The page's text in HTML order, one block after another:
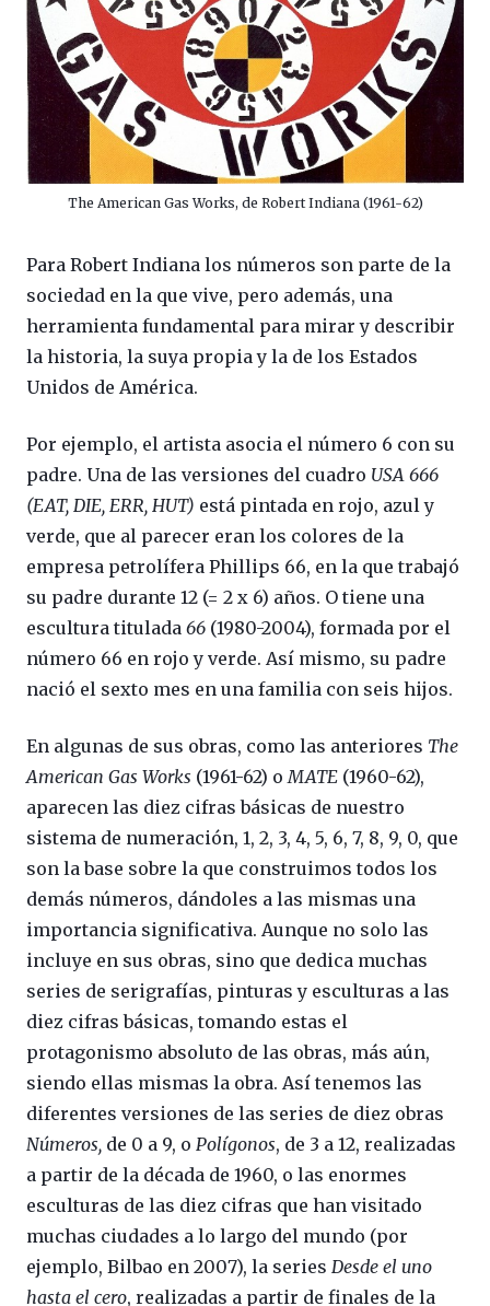
The American Gas Works, de Robert Indiana (1961-62)
Para Robert Indiana los números son parte de la
sociedad en la que vive, pero además, una
herramienta fundamental para mirar y describir
la historia, la suya propia y la de los Estados
Unidos de América.
Por ejemplo, el artista asocia el número 6 con su
padre. Una de las versiones del cuadro USA 666
(EAT, DIE, ERR, HUT) está pintada en rojo, azul y
verde, que al parecer eran los colores de la
empresa petrolífera Phillips 66, en la que trabajó
su padre durante 12 (= 2 x 6) años. O tiene una
escultura titulada 66 (1980-2004), formada por el
número 66 en rojo y verde. Así mismo, su padre
nació el sexto mes en una familia con seis hijos.
En algunas de sus obras, como las anteriores The
American Gas Works (1961-62) o MATE (1960-62),
aparecen las diez cifras básicas de nuestro
sistema de numeración, 1, 2, 3, 4, 5, 6, 7, 8, 9, 0, que
son la base sobre la que construimos todos los
demás números, dándoles a las mismas una
importancia significativa. Aunque no solo las
incluye en sus obras, sino que dedica muchas
series de serigrafías, pinturas y esculturas a las
diez cifras básicas, tomando estas el
protagonismo absoluto de las obras, más aún,
siendo ellas mismas la obra. Así tenemos las
diferentes versiones de las series de diez obras
Números, de 0 a 9, o Polígonos, de 3 a 12, realizadas
a partir de la década de 1960, o las enormes
esculturas de las diez cifras que han visitado
muchas ciudades a lo largo del mundo (por
ejemplo, Bilbao en 2007), la series Desde el uno
hasta el cero, realizadas a partir de finales de la